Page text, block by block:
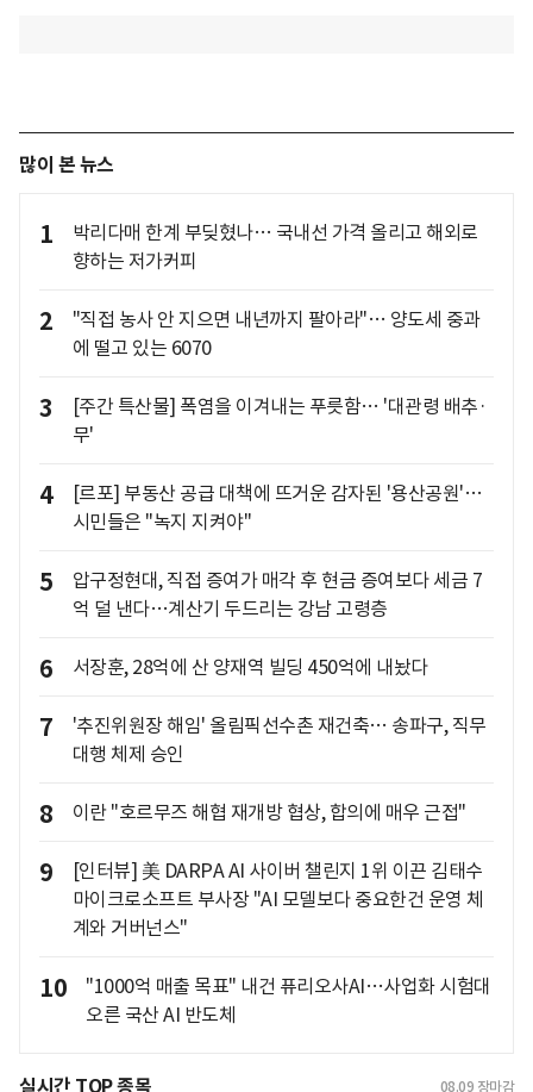
많이 본 뉴스
1
박리다매 한계 부딪혔나… 국내선 가격 올리고 해외로
향하는 저가커피
2
"직접 농사 안 지으면 내년까지 팔아라"… 양도세 중과
에 떨고 있는 6070
3
[주간 특산물] 폭염을 이겨내는 푸릇함… '대관령 배추·
무'
4
[르포] 부동산 공급 대책에 뜨거운 감자된 '용산공원'…
시민들은 "녹지 지켜야"
5
압구정현대, 직접 증여가 매각 후 현금 증여보다 세금 7
억 덜 낸다…계산기 두드리는 강남 고령층
6 서장훈, 28억에 산 양재역 빌딩 450억에 내놨다
7
'추진위원장 해임' 올림픽선수촌 재건축… 송파구, 직무
대행 체제 승인
8 이란 "호르무즈 해협 재개방 협상, 합의에 매우 근접"
9
[인터뷰] 美 DARPA AI 사이버 챌린지 1위 이끈 김태수
마이크로소프트 부사장 "AI 모델보다 중요한건 운영 체
계와 거버넌스"
10
"1000억 매출 목표" 내건 퓨리오사AI…사업화 시험대
오른 국산 AI 반도체
실시간 TOP 종목 08.09 장마감